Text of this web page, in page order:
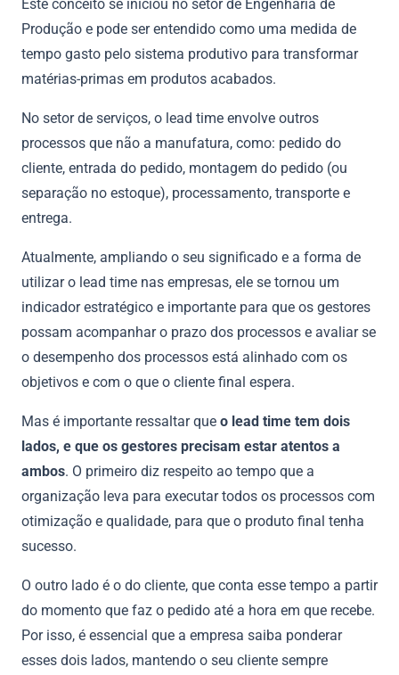
Este conceito se iniciou no setor de Engenharia de
Produção e pode ser entendido como uma medida de
tempo gasto pelo sistema produtivo para transformar
matérias-primas em produtos acabados.
No setor de serviços, o lead time envolve outros
processos que não a manufatura, como: pedido do
cliente, entrada do pedido, montagem do pedido (ou
separação no estoque), processamento, transporte e
entrega.
Atualmente, ampliando o seu significado e a forma de
utilizar o lead time nas empresas, ele se tornou um
indicador estratégico e importante para que os gestores
possam acompanhar o prazo dos processos e avaliar se
o desempenho dos processos está alinhado com os
objetivos e com o que o cliente final espera.
Mas é importante ressaltar que o lead time tem dois
lados, e que os gestores precisam estar atentos a
ambos. O primeiro diz respeito ao tempo que a
organização leva para executar todos os processos com
otimização e qualidade, para que o produto final tenha
sucesso.
O outro lado é o do cliente, que conta esse tempo a partir
do momento que faz o pedido até a hora em que recebe.
Por isso, é essencial que a empresa saiba ponderar
esses dois lados, mantendo o seu cliente sempre